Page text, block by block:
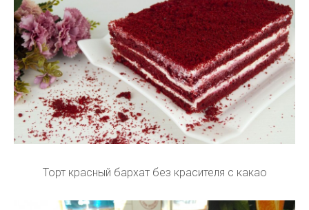
Торт красный бархат без красителя с какао